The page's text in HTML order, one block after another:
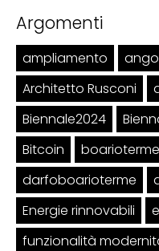
Argomenti
ampliamento
Architetto Rusconi
Biennale2024
Bitcoin
boarioterme
darfoboarioterme
Energie rinnovabili
funzionalità